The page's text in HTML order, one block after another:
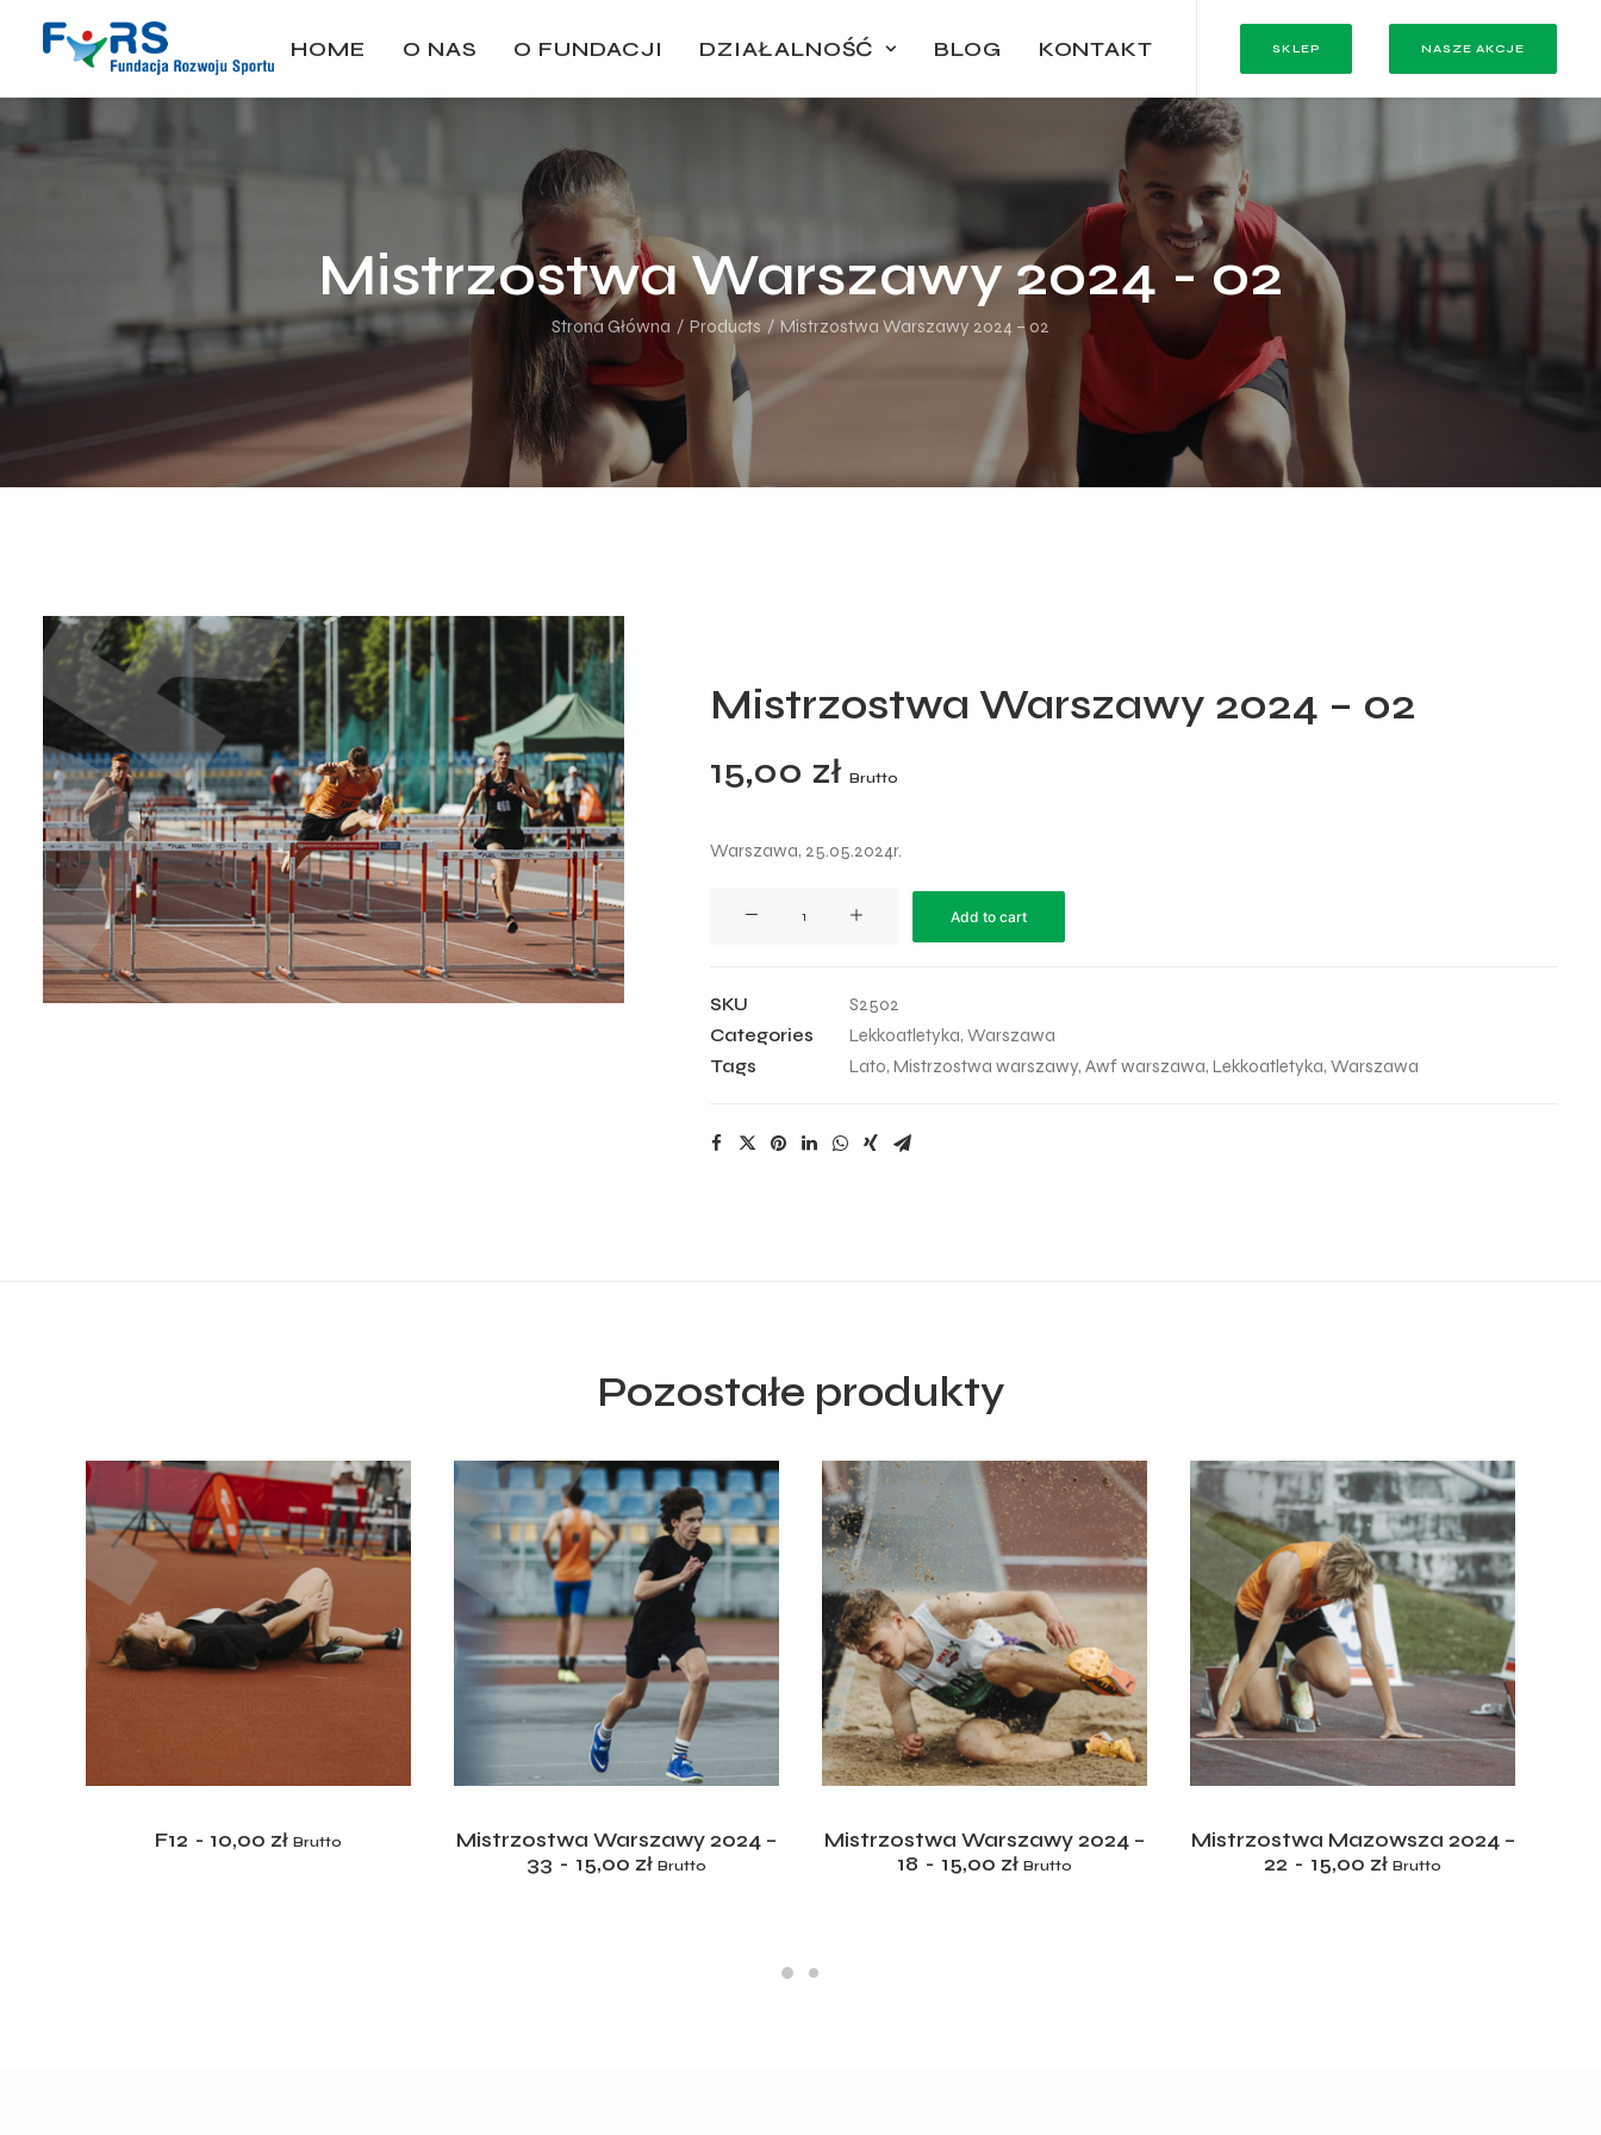
HOME O NAS O FUNDACJI DZIAŁALNOŚĆ BLOG KONTAKT SKLEP NASZE AKCJE
Mistrzostwa Warszawy 2024 - 02
Strona Główna Products Mistrzostwa Warszawy 2024 – 02
Mistrzostwa Warszawy 2024 – 02
15,00 zł Brutto
Warszawa, 25.05.2024r.
-
02
quantity
Add to cart
SKU
S2502
Categories
Lekkoatletyka, Warszawa
Tags
Lato, Mistrzostwa warszawy, Awf warszawa, Lekkoatletyka, Warszawa
Pozostałe produkty
ADD TO CART
F12 10,00 zł Brutto ADD TO CART
Mistrzostwa Warszawy 2024 –
33
15,00 zł Brutto
ADD TO CART
Mistrzostwa Warszawy 2024 –
18
15,00 zł Brutto
ADD TO CART
Mistrzostwa Mazowsza 2024 –
22
15,00 zł Brutto